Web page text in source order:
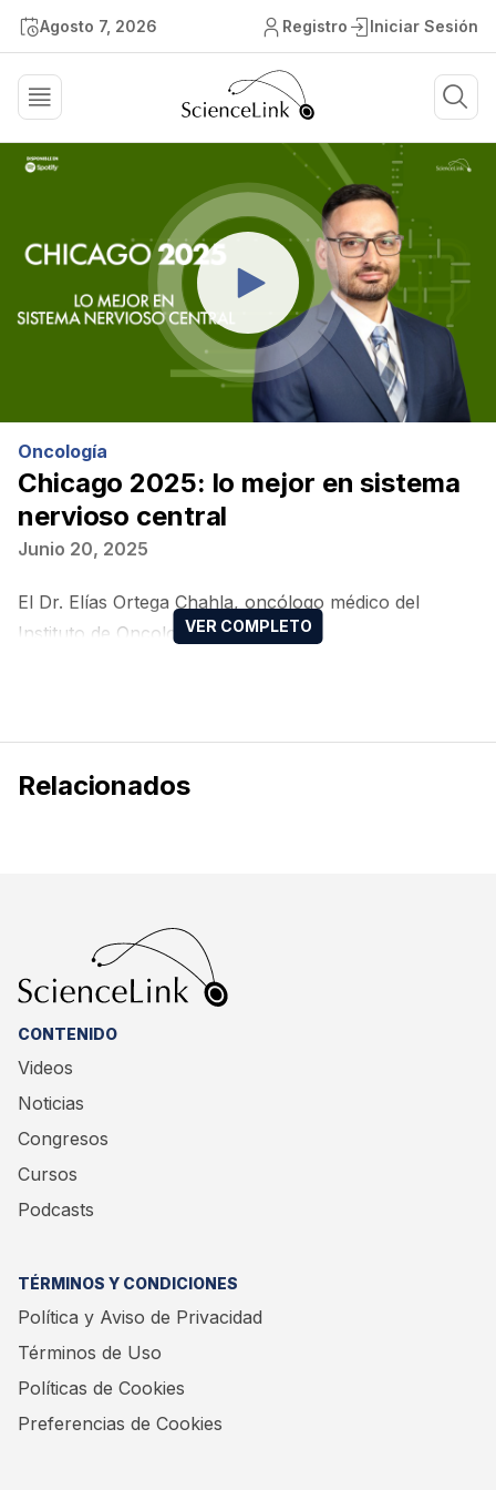
Agosto 7, 2026 Registro Iniciar Sesión
Oncología
Chicago 2025: lo mejor en sistema
nervioso central
Junio 20, 2025
El Dr. Elías Ortega Chahla, oncólogo médico del
Instituto de Oncología
Relacionados
CONTENIDO
Videos
Noticias
Congresos
Cursos
Podcasts
TÉRMINOS Y CONDICIONES
Política y Aviso de Privacidad
Términos de Uso
Políticas de Cookies
Preferencias de Cookies